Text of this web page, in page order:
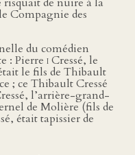
Compagnie des
du comédien
: Pierre iCressé, le
le fils de Thibault
; ce Thibault Cressé
l’arrière-grand-
de Molière (fils de
était tapissier de